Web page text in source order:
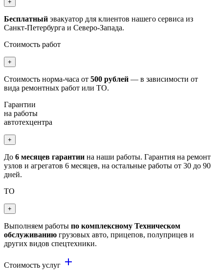
+
Бесплатный эвакуатор для клиентов нашего сервиса из
Санкт-Петербурга и Северо-Запада.
Стоимость работ
+
Стоимость норма-часа от 500 рублей — в зависимости от
вида ремонтных работ или ТО.
Гарантии
на работы
автотехцентра
+
До 6 месяцев гарантии на наши работы. Гарантия на ремонт
узлов и агрегатов 6 месяцев, на остальные работы от 30 до 90
дней.
ТО
+
Выполняем работы по комплексному Техническом
обслуживанию грузовых авто, прицепов, полуприцев и
других видов спецтехники.
Стоимость услуг add